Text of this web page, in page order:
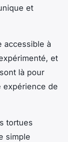
et
accessible à
et
là pour
expérience de
tortues
simple